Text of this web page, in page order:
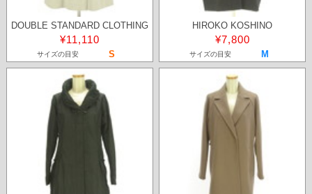
DOUBLE STANDARD CLOTHING
¥11,110
サイズの目安 S
HIROKO KOSHINO
¥7,800
サイズの目安 M